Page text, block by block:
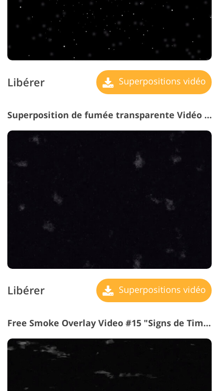
Libérer Superpositions vidéo
Superposition de fumée transparente Vidéo #14 "Dust Bunnies"
Libérer Superpositions vidéo
Free Smoke Overlay Video #15 "Signs de Time"